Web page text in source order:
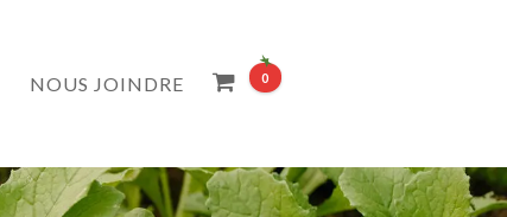
NOUS JOINDRE 0